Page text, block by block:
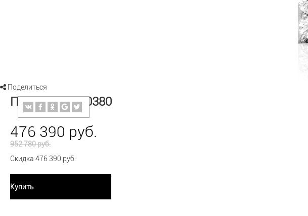
Поделиться
Подвеска 03-0380
476 390 руб.
952 780 руб.
Скидка 476 390 руб.
Купить